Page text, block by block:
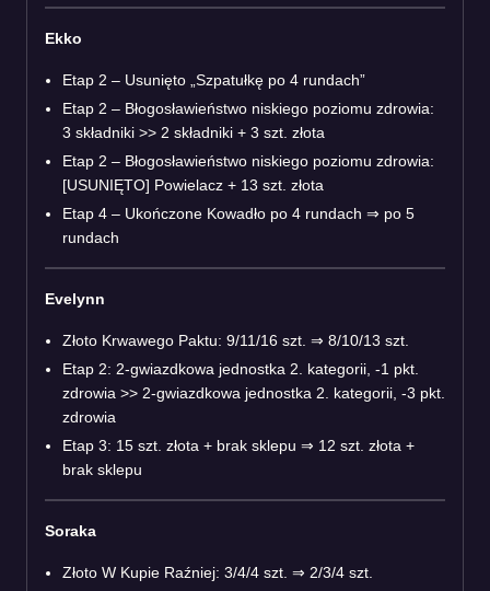
Ekko
Etap 2 – Usunięto „Szpatułkę po 4 rundach”
Etap 2 – Błogosławieństwo niskiego poziomu zdrowia:
3 składniki >> 2 składniki + 3 szt. złota
Etap 2 – Błogosławieństwo niskiego poziomu zdrowia:
[USUNIĘTO] Powielacz + 13 szt. złota
Etap 4 – Ukończone Kowadło po 4 rundach ⇒ po 5
rundach
Evelynn
Złoto Krwawego Paktu: 9/11/16 szt. ⇒ 8/10/13 szt.
Etap 2: 2-gwiazdkowa jednostka 2. kategorii, -1 pkt.
zdrowia >> 2-gwiazdkowa jednostka 2. kategorii, -3 pkt.
zdrowia
Etap 3: 15 szt. złota + brak sklepu ⇒ 12 szt. złota +
brak sklepu
Soraka
Złoto W Kupie Raźniej: 3/4/4 szt. ⇒ 2/3/4 szt.